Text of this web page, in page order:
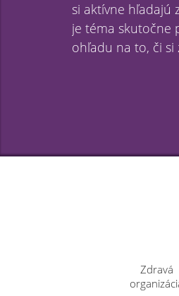
si aktívne hľadajú
je téma skutočne
ohľadu na to, či si
Zdravá